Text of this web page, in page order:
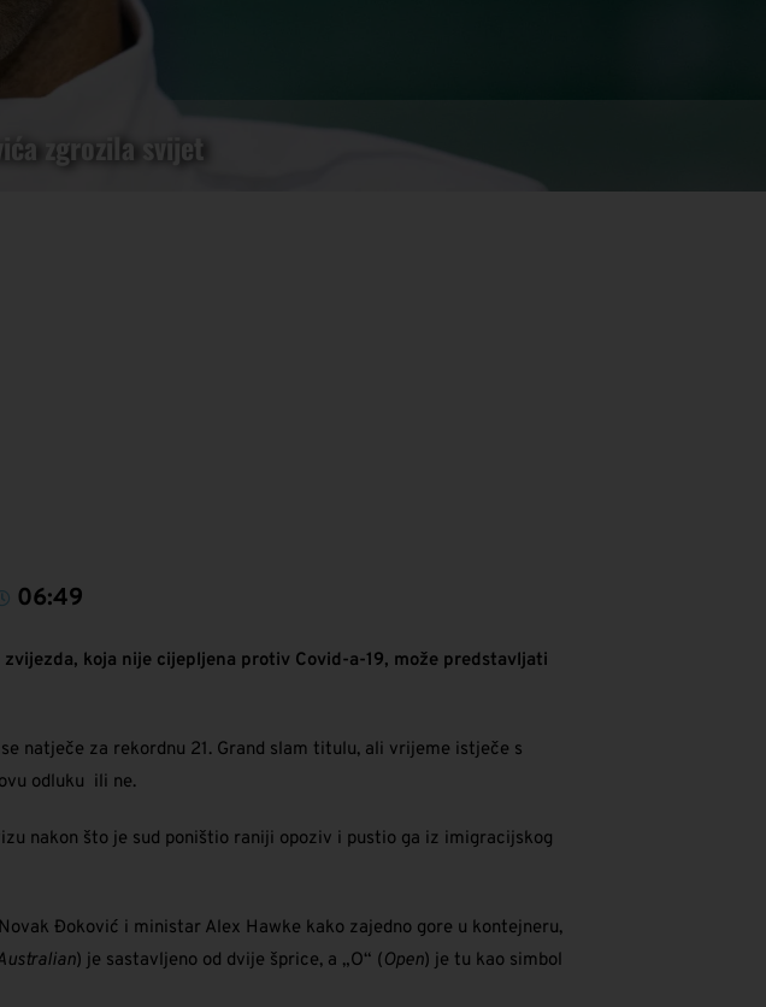
zgrozila svijet
06:49
koja nije cijepljena protiv Covid-a-19, može predstavljati
natječe za rekordnu 21. Grand slam titulu, ali vrijeme istječe s
odluku ili ne.
nakon što je sud poništio raniji opoziv i pustio ga iz imigracijskog
Đoković i ministar Alex Hawke kako zajedno gore u kontejneru,
) je sastavljeno od dvije šprice, a „O“ (Open) je tu kao simbol